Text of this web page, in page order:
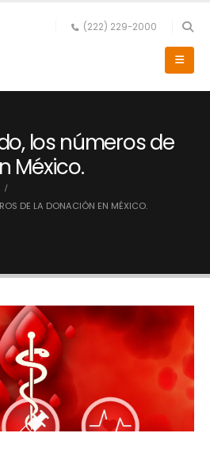
(222) 229-2000
los números de
México.
DE LA DONACIÓN EN MÉXICO.